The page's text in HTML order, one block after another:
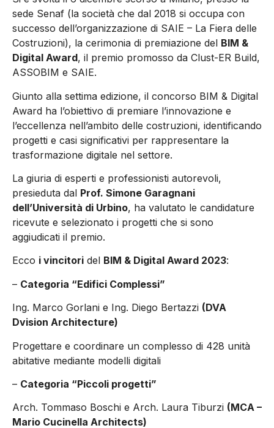
sede Senaf (la società che dal 2018 si occupa con
successo dell’organizzazione di SAIE – La Fiera delle
Costruzioni), la cerimonia di premiazione del BIM &
Digital Award, il premio promosso da Clust-ER Build,
ASSOBIM e SAIE.
Giunto alla settima edizione, il concorso BIM & Digital
Award ha l’obiettivo di premiare l’innovazione e
l’eccellenza nell’ambito delle costruzioni, identificando
progetti e casi significativi per rappresentare la
trasformazione digitale nel settore.
La giuria di esperti e professionisti autorevoli,
presieduta dal Prof. Simone Garagnani
dell’Università di Urbino, ha valutato le candidature
ricevute e selezionato i progetti che si sono
aggiudicati il premio.
Ecco i vincitori del BIM & Digital Award 2023:
– Categoria “Edifici Complessi”
Ing. Marco Gorlani e Ing. Diego Bertazzi (DVA
Dvision Architecture)
Progettare e coordinare un complesso di 428 unità
abitative mediante modelli digitali
– Categoria “Piccoli progetti”
Arch. Tommaso Boschi e Arch. Laura Tiburzi (MCA –
Mario Cucinella Architects)